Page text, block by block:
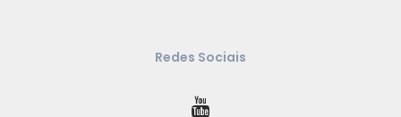
Redes Sociais